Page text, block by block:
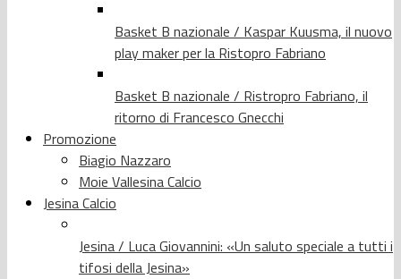
Basket B nazionale / Kaspar Kuusma, il nuovo
play maker per la Ristopro Fabriano
Basket B nazionale / Ristropro Fabriano, il
ritorno di Francesco Gnecchi
Promozione
Biagio Nazzaro
Moie Vallesina Calcio
Jesina Calcio
Jesina / Luca Giovannini: «Un saluto speciale a tutti i
tifosi della Jesina»